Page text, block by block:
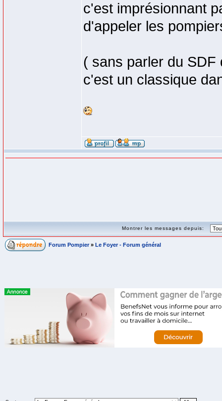
c'est imprésionnant
d'appeler les
( sans parler du SDF
c'est un classique
Montrer les messages depuis:
Forum Pompier » Le Foyer - Forum général